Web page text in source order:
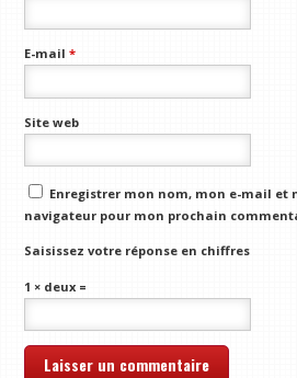
E-mail*
Site web
Enregistrer mon nom, mon e-mail et
navigateur pour mon prochain
Saisissez votre réponse en chiffres
1 × deux =